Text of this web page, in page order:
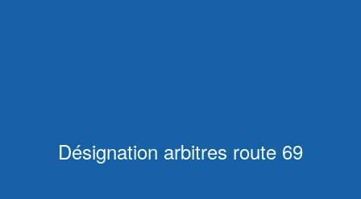
Désignation arbitres route 69